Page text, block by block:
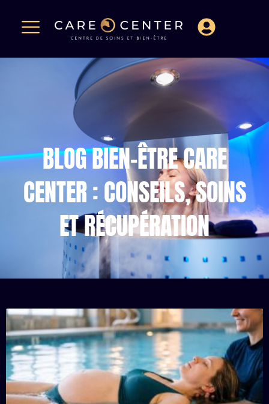
BLOG BIEN-ÊTRE CARE
CENTER : CONSEILS, SOINS
ET RÉCUPÉRATION